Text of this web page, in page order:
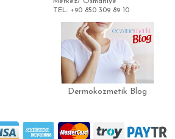
TEL: +90 850 309 89 10
Dermokozmetik Blog